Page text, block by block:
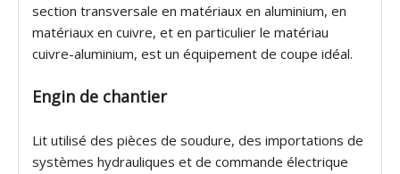
section transversale en matériaux en aluminium, en
matériaux en cuivre, et en particulier le matériau
cuivre-aluminium, est un équipement de coupe idéal.
Engin de chantier
Lit utilisé des pièces de soudure, des importations de
systèmes hydrauliques et de commande électrique